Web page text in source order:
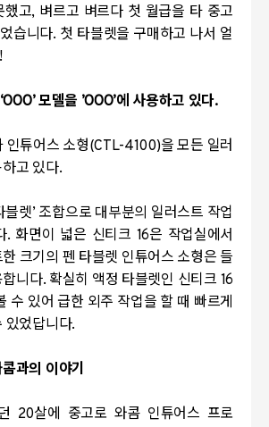
했고, 벼르고 벼르다 첫 월급을 타 중고
습니다. 첫 타블렛을 구매하고 나서 얼
!
‘OOO’모델을 ’OOO’에 사용하고 있다.
인튜어스 소형(CTL-4100)을 모든 일러
고 있다.
블렛’ 조합으로 대부분의 일러스트 작업
. 화면이 넓은 신티크 16은 작업실에서
크기의 펜 타블렛 인튜어스 소형은 들
니다. 확실히 액정 타블렛인 신티크 16
수 있어 급한 외주 작업을 할 때 빠르게
있었답니다.
과의 이야기
20살에 중고로 와콤 인튜어스 프로